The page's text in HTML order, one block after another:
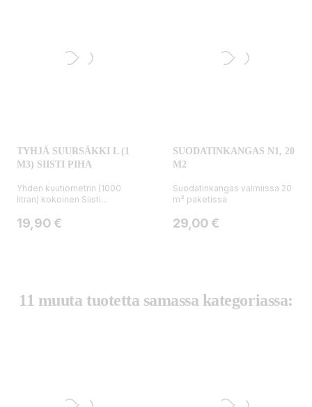
TYHJÄ SUURSÄKKI L (1
M3) SIISTI PIHA
Yhden kuutiometrin (1000
litran) kokoinen Siisti...
Hinta
19,90 €
SUODATINKANGAS N1, 20
M2
Suodatinkangas valmiissa 20
m² paketissa
Hinta
29,00 €
11 muuta tuotetta samassa kategoriassa: